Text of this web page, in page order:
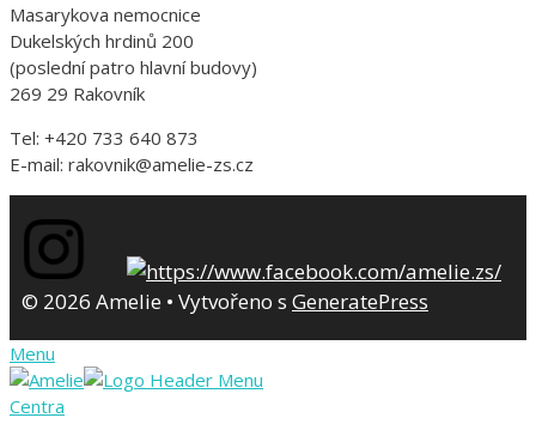
Masarykova nemocnice
Dukelských hrdinů 200
(poslední patro hlavní budovy)
269 29 Rakovník
Tel: +420 733 640 873
E-mail: rakovnik@amelie-zs.cz
© 2026 Amelie • Vytvořeno s GeneratePress
Menu
Centra